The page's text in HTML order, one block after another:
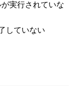
実行されていな
していない